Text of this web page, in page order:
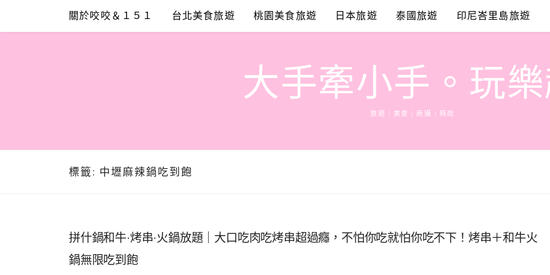
content
關於咬咬＆１５１ 台北美食旅遊 桃園美食旅遊 日本旅遊 泰國旅遊 印尼峇里島旅遊
大手牽小手。玩
旅遊 | 美食 | 商攝 | 時尚
標籤: 中壢麻辣鍋吃到飽
拼什鍋和牛·烤串·火鍋放題｜大口吃肉吃烤串超過癮，不怕你吃就怕你吃不下！烤串＋和牛火
鍋無限吃到飽